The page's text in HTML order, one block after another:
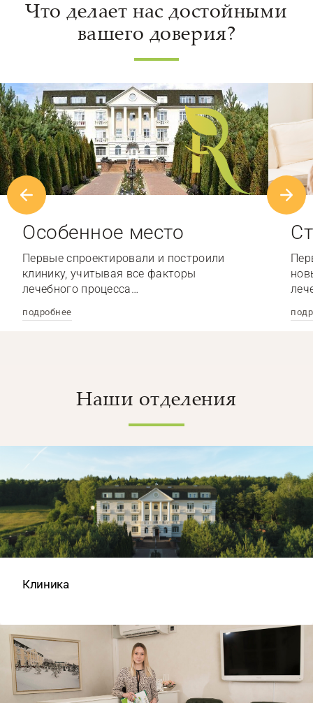
Что делает нас достойными
вашего доверия?
Особенное место
Первые спроектировали и построили
клинику, учитывая все факторы
лечебного процесса…
подробнее
Наши отделения
Клиника